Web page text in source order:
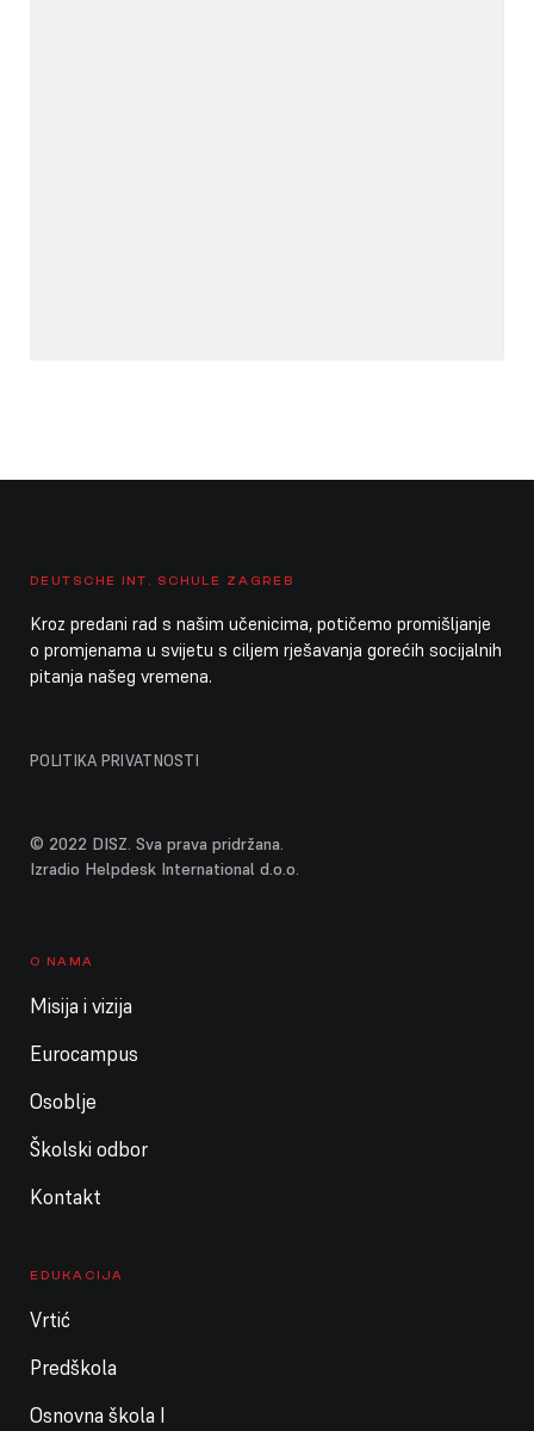
DEUTSCHE INT. SCHULE ZAGREB
Kroz predani rad s našim učenicima, potičemo promišljanje
o promjenama u svijetu s ciljem rješavanja gorećih socijalnih
pitanja našeg vremena.
POLITIKA PRIVATNOSTI
© 2022 DISZ. Sva prava pridržana.
Izradio Helpdesk International d.o.o.
O NAMA
Misija i vizija
Eurocampus
Osoblje
Školski odbor
Kontakt
EDUKACIJA
Vrtić
Predškola
Osnovna škola I